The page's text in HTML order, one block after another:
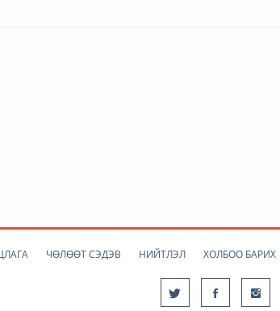
ЧӨЛӨӨТ СЭДЭВ НИЙТЛЭЛ ХОЛБОО БАРИХ